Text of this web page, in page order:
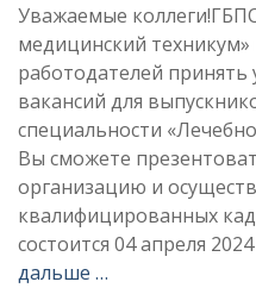
Уважаемые
медицинский
работодателей принять
вакансий для
специальности
Вы сможете
организацию и
квалифицированных
состоится 04 апреля
дальше …